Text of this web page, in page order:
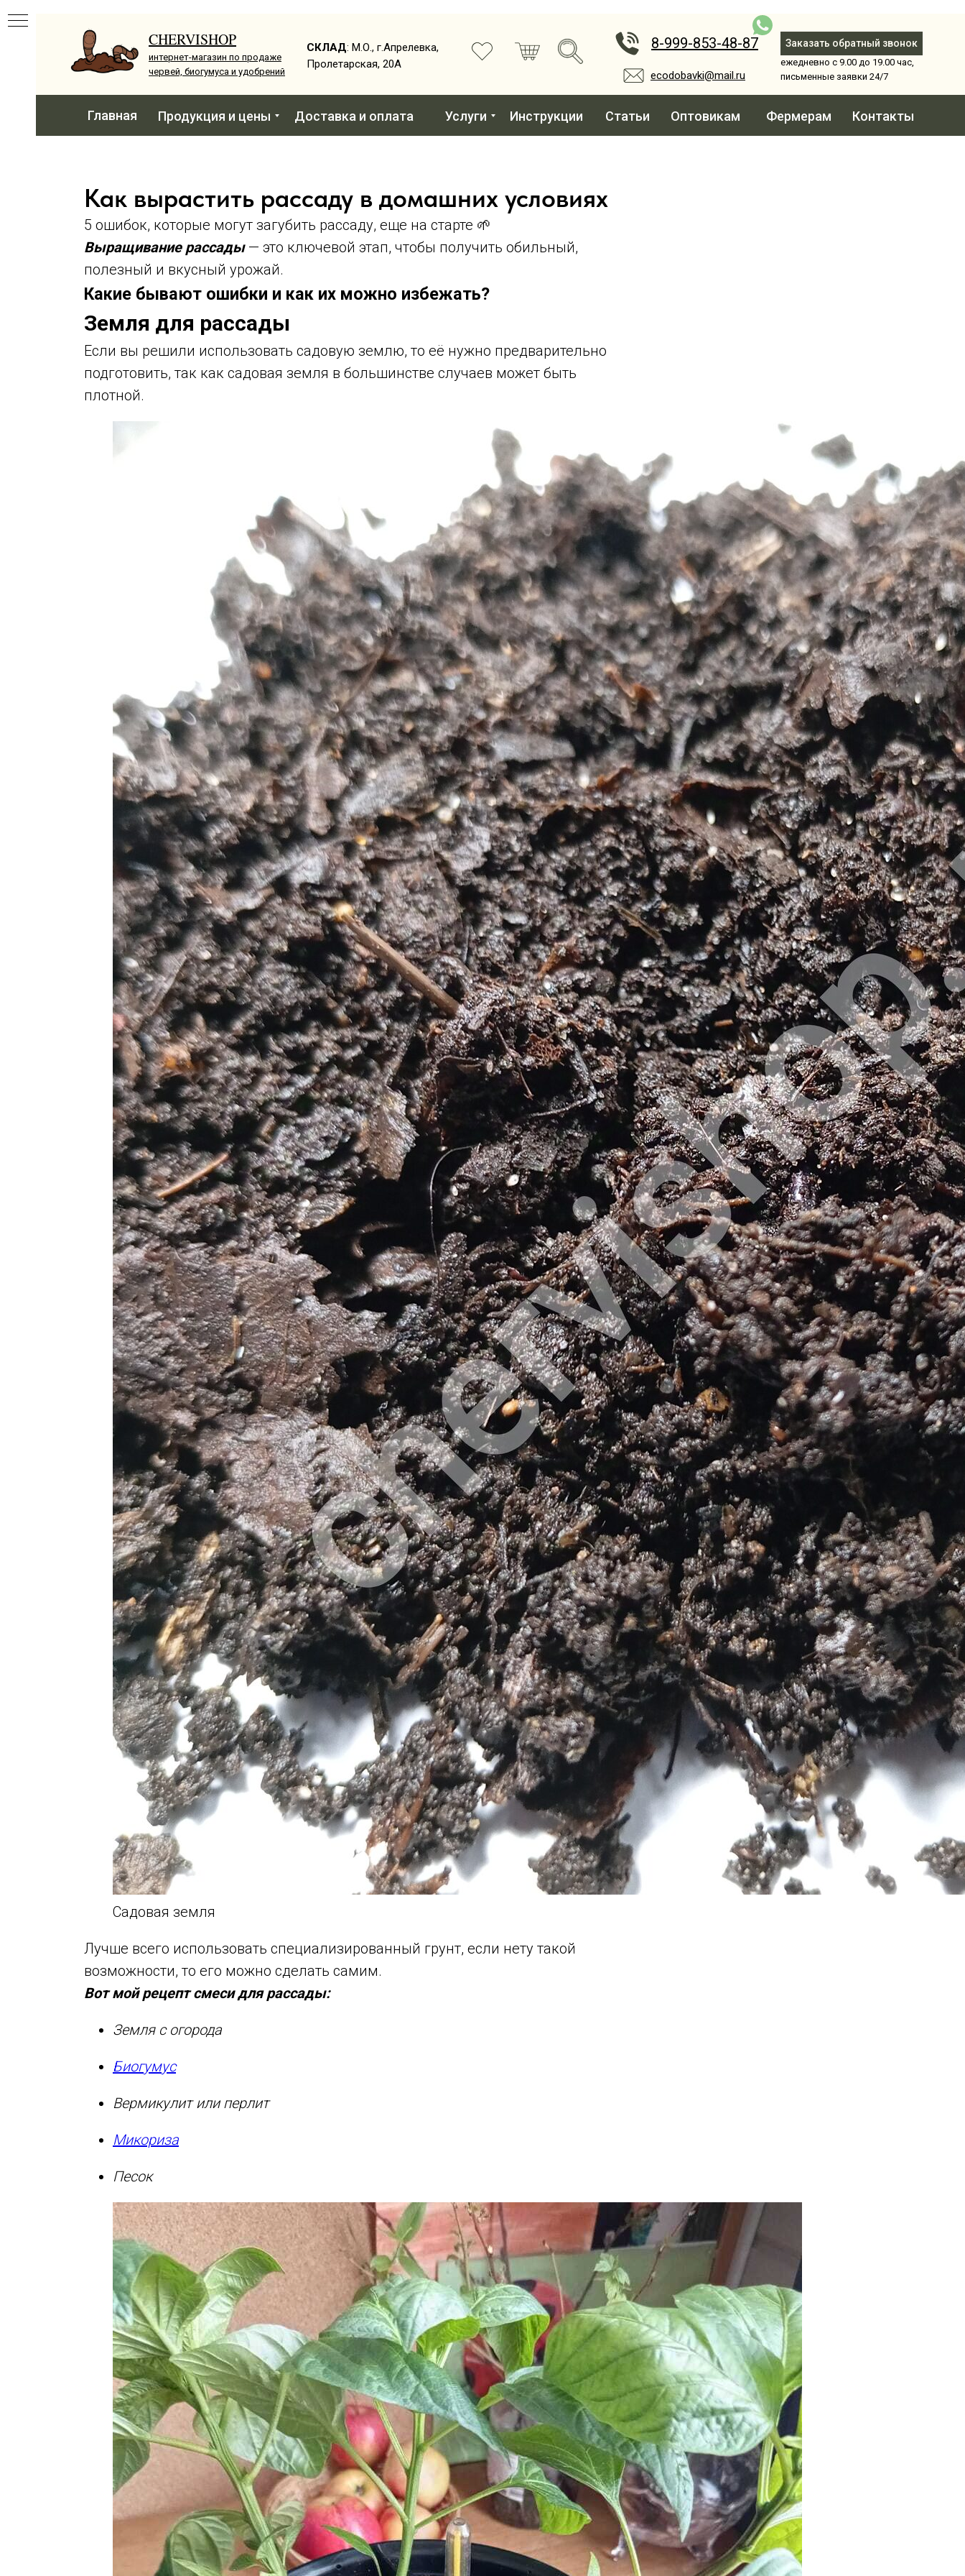
CHERVISHOP
интернет-магазин по продаже
червей, биогумуса и удобрений
ecodobavki@mail.ru
8-999-853-48-87 Заказать обратный звонок
ежедневно с 9.00 до 19.00 час,
письменные заявки 24/7
СКЛАД: М.О., г.Апрелевка,
Пролетарская, 20А
Главная Продукция и цены Доставка и оплата Статьи
Инструкции
Услуги Оптовикам Контакты
Фермерам
Как вырастить рассаду в домашних условиях
5 ошибок, которые могут загубить рассаду, еще на старте 🌱
Выращивание рассады— это ключевой этап, чтобы получить обильный,
полезный и вкусный урожай.
Какие бывают ошибки и как их можно избежать?
Земля для рассады
Если вы решили использовать садовую землю, то её нужно предварительно
подготовить, так как садовая земля в большинстве случаев может быть
плотной.
Садовая земля
Лучше всего использовать специализированный грунт, если нету такой
возможности, то его можно сделать самим.
Вот мой рецепт смеси для рассады:
Земля с огорода
Биогумус
Вермикулит или перлит
Микориза
Песок